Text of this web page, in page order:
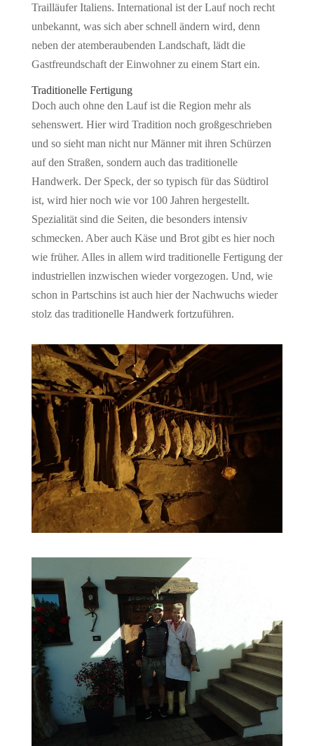
Trailläufer Italiens. International ist der Lauf noch recht
unbekannt, was sich aber schnell ändern wird, denn
neben der atemberaubenden Landschaft, lädt die
Gastfreundschaft der Einwohner zu einem Start ein.
Traditionelle Fertigung
Doch auch ohne den Lauf ist die Region mehr als
sehenswert. Hier wird Tradition noch großgeschrieben
und so sieht man nicht nur Männer mit ihren Schürzen
auf den Straßen, sondern auch das traditionelle
Handwerk. Der Speck, der so typisch für das Südtirol
ist, wird hier noch wie vor 100 Jahren hergestellt.
Spezialität sind die Seiten, die besonders intensiv
schmecken. Aber auch Käse und Brot gibt es hier noch
wie früher. Alles in allem wird traditionelle Fertigung der
industriellen inzwischen wieder vorgezogen. Und, wie
schon in Partschins ist auch hier der Nachwuchs wieder
stolz das traditionelle Handwerk fortzuführen.